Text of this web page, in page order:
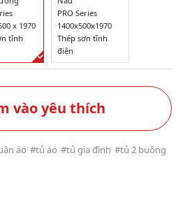
x 1970
tĩnh
PRO Series
1400x500x1970
Thép sơn tĩnh
điện
vào yêu thích
áo #tủ áo #tủ gia đình #tủ 2 buồng